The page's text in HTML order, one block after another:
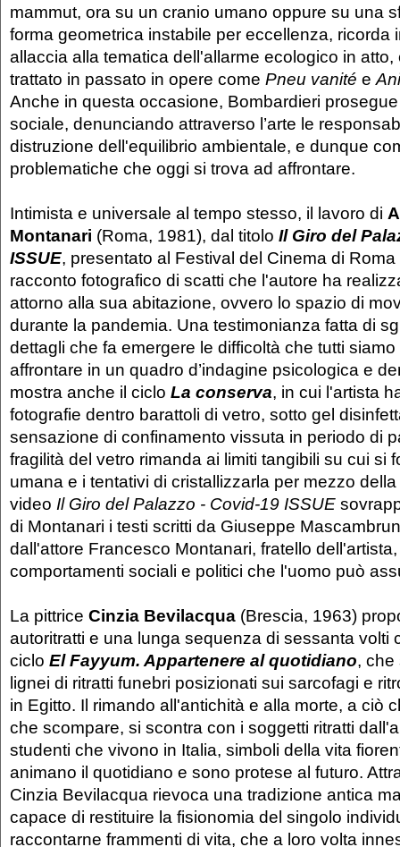
mammut, ora su un cranio umano oppure su una
forma geometrica instabile per eccellenza, ricorda
allaccia alla tematica dell'allarme ecologico in
trattato in passato in opere come Pneu vanité e
Anche in questa occasione, Bombardieri
sociale, denunciando attraverso l’arte le
distruzione dell'equilibrio ambientale, e dunque
problematiche che oggi si trova ad affrontare.
Intimista e universale al tempo stesso, il lavoro di
Montanari (Roma, 1981), dal titolo Il Giro del
ISSUE, presentato al Festival del Cinema di
racconto fotografico di scatti che l'autore ha
attorno alla sua abitazione, ovvero lo spazio di
durante la pandemia. Una testimonianza fatta di
dettagli che fa emergere le difficoltà che tutti
affrontare in un quadro d’indagine psicologica e
mostra anche il ciclo La conserva, in cui l'artista
fotografie dentro barattoli di vetro, sotto gel
sensazione di confinamento vissuta in periodo di
fragilità del vetro rimanda ai limiti tangibili su cui si
umana e i tentativi di cristallizzarla per mezzo
video Il Giro del Palazzo - Covid-19 ISSUE
di Montanari i testi scritti da Giuseppe
dall'attore Francesco Montanari, fratello
comportamenti sociali e politici che l'uomo può
La pittrice Cinzia Bevilacqua (Brescia, 1963)
autoritratti e una lunga sequenza di sessanta volti
ciclo El Fayyum. Appartenere al quotidiano, che
lignei di ritratti funebri posizionati sui sarcofagi e
in Egitto. Il rimando all'antichità e alla morte, a ciò
che scompare, si scontra con i soggetti ritratti
studenti che vivono in Italia, simboli della vita
animano il quotidiano e sono protese al futuro.
Cinzia Bevilacqua rievoca una tradizione antica
capace di restituire la fisionomia del singolo
raccontarne frammenti di vita, che a loro volta